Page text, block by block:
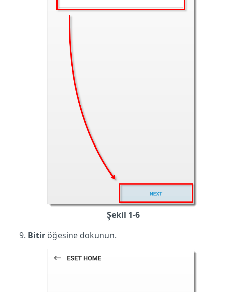
Şekil 1-6
Bitir öğesine dokunun.